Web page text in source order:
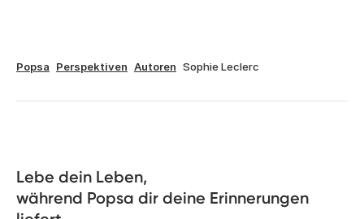
Popsa Perspektiven Autoren Sophie Leclerc
Lebe dein Leben,
während Popsa dir deine Erinnerungen